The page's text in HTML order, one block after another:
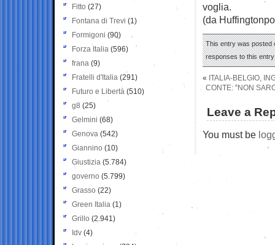
voglia.
(da
This entry was posted
responses to this
« ITALIA-BELGIO,
CONTE: “NON
Leave a
You must be
Fitto (27)
Fontana di Trevi (1)
Formigoni (90)
Forza Italia (596)
frana (9)
Fratelli d'Italia (291)
Futuro e Libertà (510)
g8 (25)
Gelmini (68)
Genova (542)
Giannino (10)
Giustizia (5.784)
governo (5.799)
Grasso (22)
Green Italia (1)
Grillo (2.941)
Idv (4)